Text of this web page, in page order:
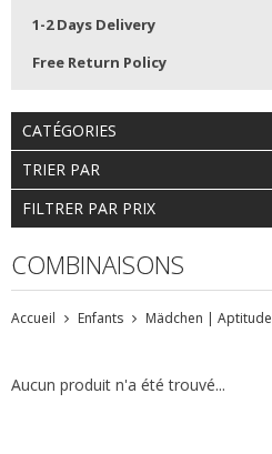
1-2 Days Delivery
Free Return Policy
CATÉGORIES
TRIER PAR
FILTRER PAR PRIX
COMBINAISONS
Accueil Enfants Mädchen | Aptitude
Aucun produit n'a été trouvé...